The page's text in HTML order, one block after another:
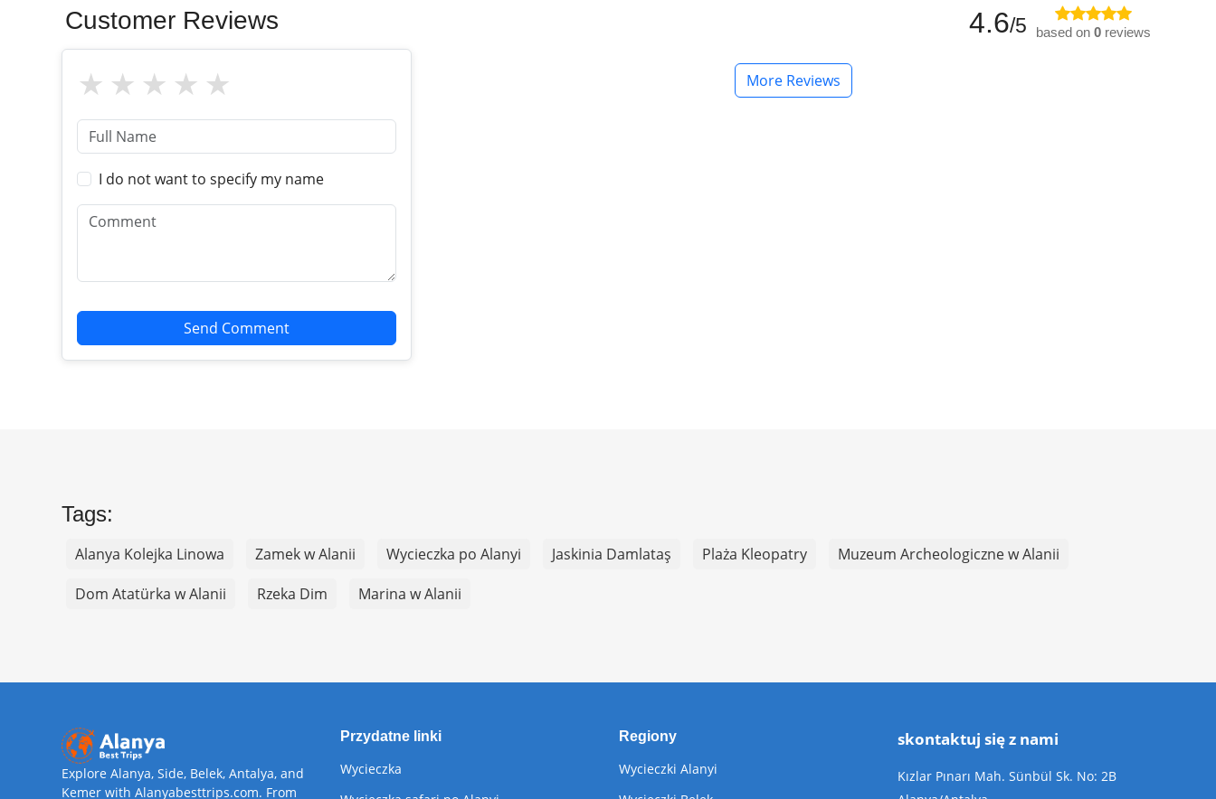
Customer Reviews 4.6/5 based on 0 reviews
I do not want to specify my name
Send Comment
More Reviews
Tags:
Alanya Kolejka Linowa Zamek w Alanii Wycieczka po Alanyi Jaskinia Damlataş Plaża Kleopatry
Muzeum Archeologiczne w Alanii
Dom Atatürka w Alanii
Rzeka Dim Marina w Alanii
Explore Alanya, Side, Belek, Antalya, and
Kemer with Alanyabesttrips.com. From
Przydatne linki
Wycieczka
Regiony
Wycieczki Alanyi
skontaktuj się z nami
Kızlar Pınarı Mah. Sünbül Sk. No: 2B